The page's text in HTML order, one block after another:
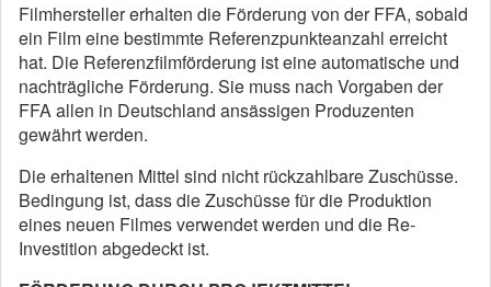
Filmhersteller erhalten die Förderung von der FFA, sobald
ein Film eine bestimmte Referenzpunkteanzahl erreicht
hat. Die Referenzfilmförderung ist eine automatische und
nachträgliche Förderung. Sie muss nach Vorgaben der
FFA allen in Deutschland ansässigen Produzenten
gewährt werden.
Die erhaltenen Mittel sind nicht rückzahlbare Zuschüsse.
Bedingung ist, dass die Zuschüsse für die Produktion
eines neuen Filmes verwendet werden und die Re-
Investition abgedeckt ist.